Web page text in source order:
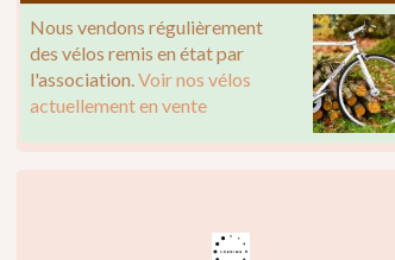
Nous vendons régulièrement
des vélos remis en état par
l'association.Voir nos vélos
actuellement en vente